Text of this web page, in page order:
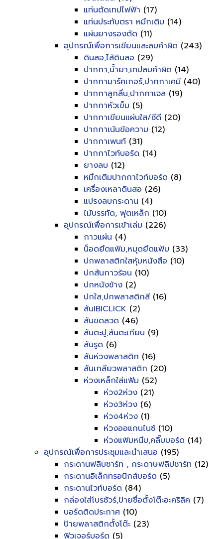
แท่นตัดเทปไฟฟ้า (17)
แท่นประทับตรา หมึกเติม (14)
แผ่นยางรองตัด (11)
อุปกรณ์เพื่อการเขียนและลบคำผิด (243)
ดินสอ,ไส้ดินสอ (29)
ปากกา,น้ำยา,เทปลบคำผิด (14)
ปากกามาร์คเกอร์,ปากกาเคมี (40)
ปากกาลูกลื่น,ปากกาเจล (19)
ปากกาหัวเข็ม (5)
ปากกาเขียนแผ่นใส/ซีดี (20)
ปากกาเน้นข้อความ (12)
ปากกาเพนท์ (31)
ปากกาไวท์บอร์ด (14)
ยางลบ (12)
หมึกเติมปากกาไวท์บอร์ด (8)
เครื่องเหลาดินสอ (26)
แปรงลบกระดาน (4)
ไม้บรรทัด, ฟุตเหล็ก (10)
อุปกรณ์เพื่อการเข้าเล่ม (226)
กาวแผ่น (4)
น็อดยึดแฟ้ม,หมุดยึดแฟ้ม (33)
ปกพลาสติกใสหุ้มหนังสือ (10)
ปกสันกาวร้อน (10)
ปกหนังช้าง (2)
ปกใส,ปกพลาสติกสี (16)
สันIBICLICK (2)
สันขดลวด (46)
สันตะปู,สันตะเกียบ (9)
สันรูด (6)
สันห่วงพลาสติก (16)
สันเกลียวพลาสติก (20)
ห่วงเหล็กใส่แฟ้ม (52)
ห่วง2ห่วง (21)
ห่วง3ห่วง (6)
ห่วง4ห่วง (1)
ห่วงออแกนไนซ์ (10)
ห่วงแฟ้มหนีบ,คลิ๊บบอร์ด (14)
อุปกรณ์เพื่อการประชุมและนำเสนอ (195)
กระดานฟลิบชาร์ท , กระดาษฟลิปชาร์ท (12)
กระดานอิเล็กทรอนิกส์บอร์ด (5)
กระดานไวท์บอร์ด (84)
กล่องใส่โบรชัวร์,ป้ายชื่อตั้งโต๊ะอะคริลิค (7)
บอร์ดติดประกาศ (10)
ป้ายพลาสติกตั้งโต๊ะ (23)
ฟิวเจอร์บอร์ด (5)